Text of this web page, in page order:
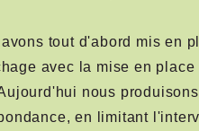
tout d'abord mis en
avec la mise en place
nous
en limitant